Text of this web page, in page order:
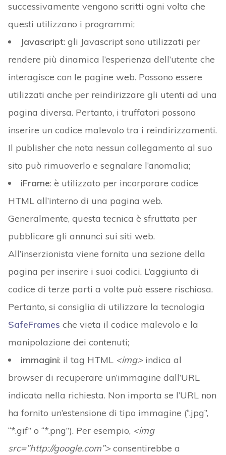
successivamente vengono scritti ogni volta che
questi utilizzano i programmi;
Javascript: gli Javascript sono utilizzati per
rendere più dinamica l’esperienza dell’utente che
interagisce con le pagine web. Possono essere
utilizzati anche per reindirizzare gli utenti ad una
pagina diversa. Pertanto, i truffatori possono
inserire un codice malevolo tra i reindirizzamenti.
Il publisher che nota nessun collegamento al suo
sito può rimuoverlo e segnalare l’anomalia;
iFrame: è utilizzato per incorporare codice
HTML all’interno di una pagina web.
Generalmente, questa tecnica è sfruttata per
pubblicare gli annunci sui siti web.
All’inserzionista viene fornita una sezione della
pagina per inserire i suoi codici. L’aggiunta di
codice di terze parti a volte può essere rischiosa.
Pertanto, si consiglia di utilizzare la tecnologia
SafeFrames che vieta il codice malevolo e la
manipolazione dei contenuti;
immagini: il tag HTML <img>indica al
browser di recuperare un’immagine dall’URL
indicata nella richiesta. Non importa se l’URL non
ha fornito un’estensione di tipo immagine (“.jpg”,
“*.gif” o “*.png”). Per esempio, <img
src=”http://google.com”>consentirebbe a